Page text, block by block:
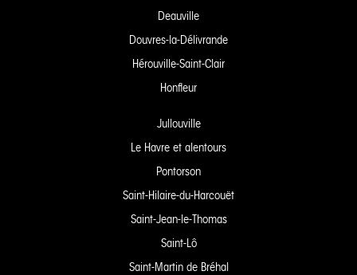
Deauville
Douvres-la-Délivrande
Hérouville-Saint-Clair
Honfleur
Jullouville
Le Havre et alentours
Pontorson
Saint-Hilaire-du-Harcouët
Saint-Jean-le-Thomas
Saint-Lô
Saint-Martin de Bréhal